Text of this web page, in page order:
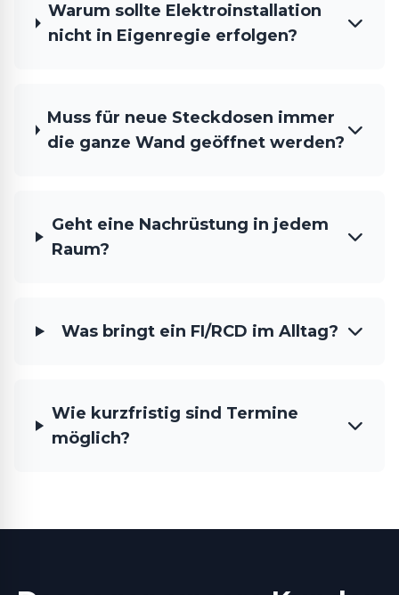
Warum sollte Elektroinstallation
nicht in Eigenregie erfolgen?
Muss für neue Steckdosen immer
die ganze Wand geöffnet werden?
Geht eine Nachrüstung in jedem
Raum?
Was bringt ein FI/RCD im Alltag?
Wie kurzfristig sind Termine
möglich?